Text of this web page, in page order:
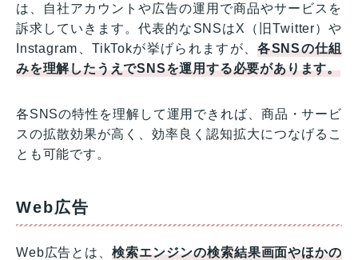
は、自社アカウントや広告の運用で商品やサービスを
訴求していきます。代表的なSNSはX（旧Twitter）や
Instagram、TikTokが挙げられますが、各SNSの仕組
みを理解したうえでSNSを運用する必要があります。
各SNSの特性を理解して運用できれば、商品・サービ
スの拡散効果が高く、効率良く認知拡大につなげるこ
とも可能です。
Web広告
Web広告とは、検索エンジンの検索結果画面やほかの